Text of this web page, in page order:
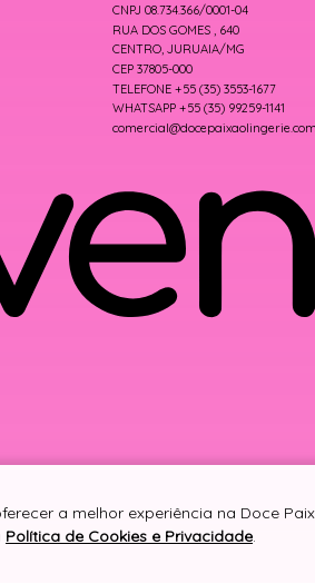
CNPJ 08.734.366/0001-04
RUA DOS GOMES , 640
CENTRO, JURUAIA/MG
CEP 37805-000
TELEFONE +55 (35) 3553-1677
WHATSAPP +55 (35) 99259-1141
a melhor experiência na Doce
Política de Cookies e Privacidade.